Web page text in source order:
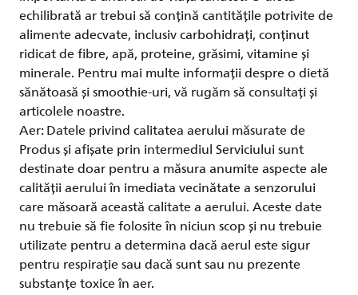
echilibrată ar trebui să conțină cantitățile potrivite de
alimente adecvate, inclusiv carbohidrați, conținut
ridicat de fibre, apă, proteine, grăsimi, vitamine și
minerale. Pentru mai multe informații despre o dietă
sănătoasă și smoothie-uri, vă rugăm să consultați și
articolele noastre.
Aer: Datele privind calitatea aerului măsurate de
Produs și afișate prin intermediul Serviciului sunt
destinate doar pentru a măsura anumite aspecte ale
calității aerului în imediata vecinătate a senzorului
care măsoară această calitate a aerului. Aceste date
nu trebuie să fie folosite în niciun scop și nu trebuie
utilizate pentru a determina dacă aerul este sigur
pentru respirație sau dacă sunt sau nu prezente
substanțe toxice în aer.